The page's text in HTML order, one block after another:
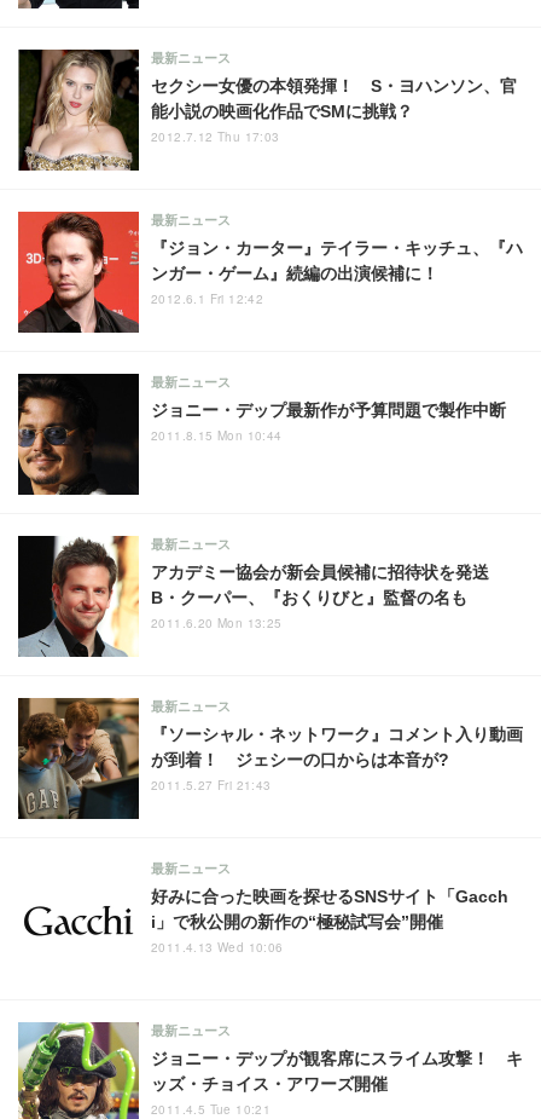
セクシー女優の本領発揮！ S・ヨハンソン、官
能小説の映画化作品でSMに挑戦？
最新ニュース
2012.7.12 Thu 17:03
『ジョン・カーター』テイラー・キッチュ、『ハ
ンガー・ゲーム』続編の出演候補に！
最新ニュース
2012.6.1 Fri 12:42
ジョニー・デップ最新作が予算問題で製作中断
最新ニュース
2011.8.15 Mon 10:44
アカデミー協会が新会員候補に招待状を発送
B・クーパー、『おくりびと』監督の名も
最新ニュース
2011.6.20 Mon 13:25
『ソーシャル・ネットワーク』コメント入り動画
が到着！ ジェシーの口からは本音が?
最新ニュース
2011.5.27 Fri 21:43
好みに合った映画を探せるSNSサイト「Gacch
i」で秋公開の新作の“極秘試写会”開催
最新ニュース
2011.4.13 Wed 10:06
ジョニー・デップが観客席にスライム攻撃！ キ
ッズ・チョイス・アワーズ開催
最新ニュース
2011.4.5 Tue 10:21